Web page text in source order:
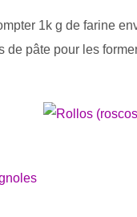
1k g de farine
de pâte pour les